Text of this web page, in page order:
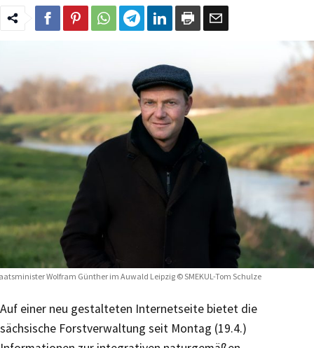
Wolfram Günther im Auwald Leipzig © SMEKUL-Tom Schulze
Auf einer neu gestalteten Internetseite bietet die
sächsische Forstverwaltung seit Montag (19.4.)